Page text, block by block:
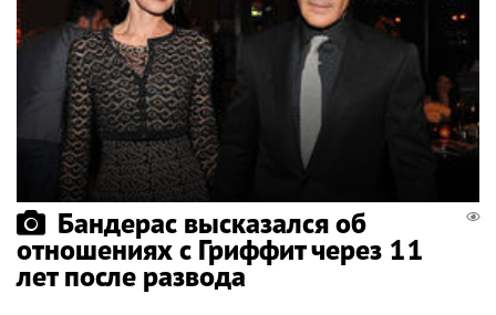
Бандерас высказался об
отношениях с Гриффит через 11
лет после развода